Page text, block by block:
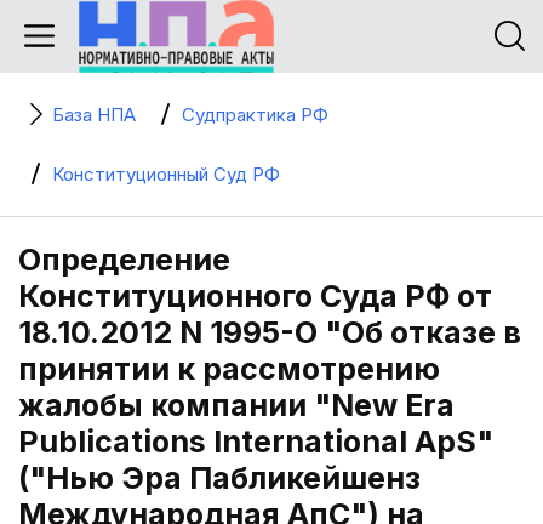
База НПА Судпрактика РФ
Конституционный Суд РФ
Определение
Конституционного Суда РФ от
18.10.2012 N 1995-О "Об отказе в
принятии к рассмотрению
жалобы компании "New Era
Publications International ApS"
("Нью Эра Пабликейшенз
Международная АпС") на